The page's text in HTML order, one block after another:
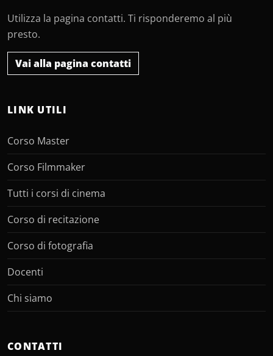
Utilizza la pagina contatti. Ti risponderemo al più
presto.
Vai alla pagina contatti
LINK UTILI
Corso Master
Corso Filmmaker
Tutti i corsi di cinema
Corso di recitazione
Corso di fotografia
Docenti
Chi siamo
CONTATTI